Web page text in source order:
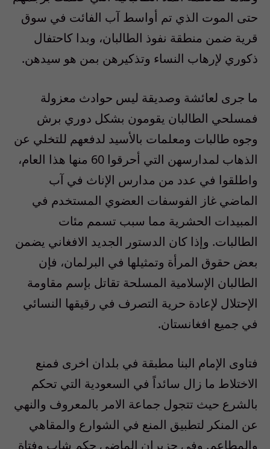
حتى الموت الذي تم أواسط آب الفائت في سوق
قرية ضمن منطقة نفوذ الطالبان، وبدا كاحتفال
ذكوري لإرهاب النساء وتذكيرهن بمن هو سيدهن.
ما جرى لعائشة وصديقة ليس حوادث معزولة
فمسلحي الطالبان يقومون بشكل دوري برش
وجوه طالبات ومعلمات بالأسيد لدفعهم للتخلي عن
الذهاب لمدارسهن التي أحرقوا 60 منها هذا العام،
واطلقوا في عدد من مدارس الإناث في آب
الماضي غاز الفوسفات العضوي المستخدم في
المبيدات الحشرية مما سبب تسمم مئات
الطالبات. وإذا كان الدستور الجديد الافغاني يضمن
بعض حقوق المرأة وتمثيلها في البرلمان، فإن
الطالبان الإسلامية المسلحة تقاتل بإسم مقاومة
الإحتلال لإعادة حرية التصرف في رقيقها النسائي
في جميع افغانستان.
فتاوى الإمام البنا مطبقة في بلدان اخرى فمنع
الاختلاط ما زال سائداً في السعودية التي تحكم
بالشرع حيث تتجول جماعة الامر بالمعروف والنهي
عن المنكر لتطبيق المنع في الشوارع والمقاهي
والمطاعم. وفي حزيران الماضي حكم شاب وفتاة